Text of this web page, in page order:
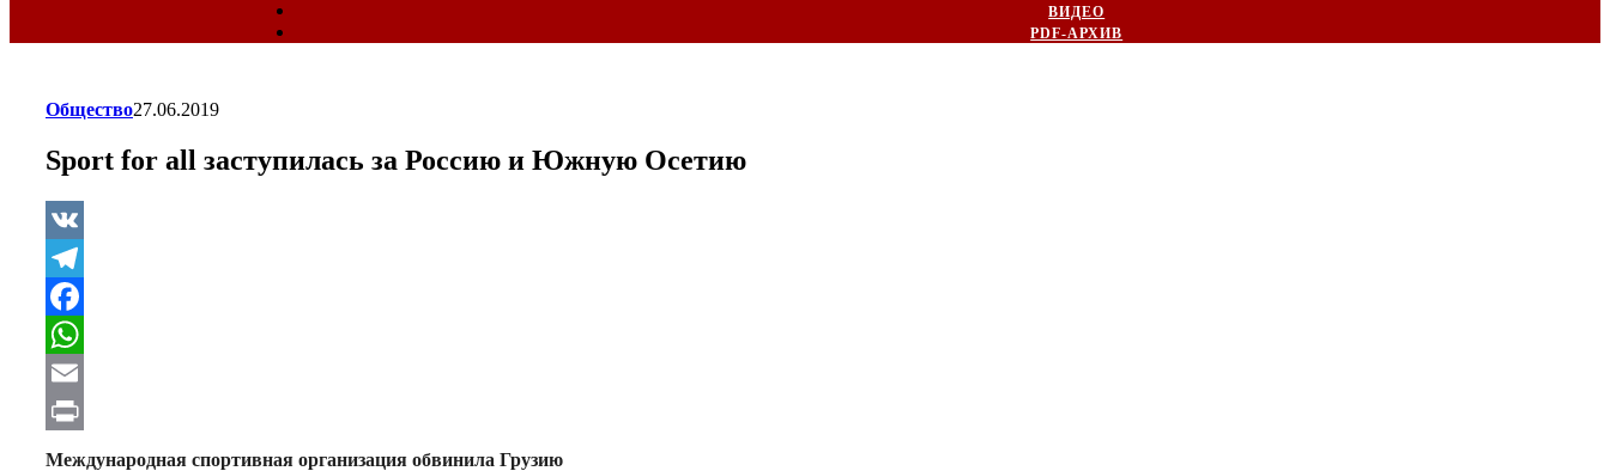
ВИДЕО
PDF-АРХИВ
Общество27.06.2019
Sport for all заступилась за Россию и Южную Осетию
VK
Telegram
Facebook
WhatsApp
Email
Print
Международная спортивная организация обвинила Грузию